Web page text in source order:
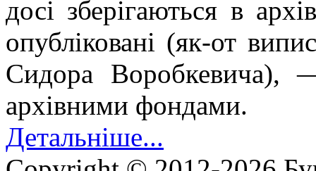
досі зберігаються в
опубліковані (як-от
Сидора Воробкевича),
архівними фондами.
Детальніше...